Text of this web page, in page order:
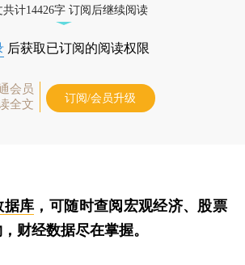
共计14426字 订阅后继续阅读
后获取已订阅的阅读权限
会员
全文
订阅/会员升级
据库 ，可随时查阅宏观经济、股票
财经数据尽在掌握。